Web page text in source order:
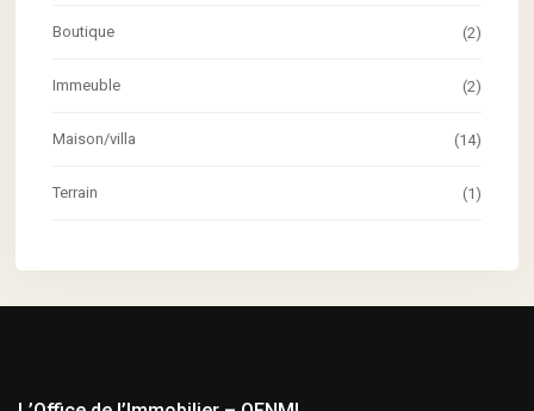
Boutique (2)
Immeuble (2)
Maison/villa (14)
Terrain (1)